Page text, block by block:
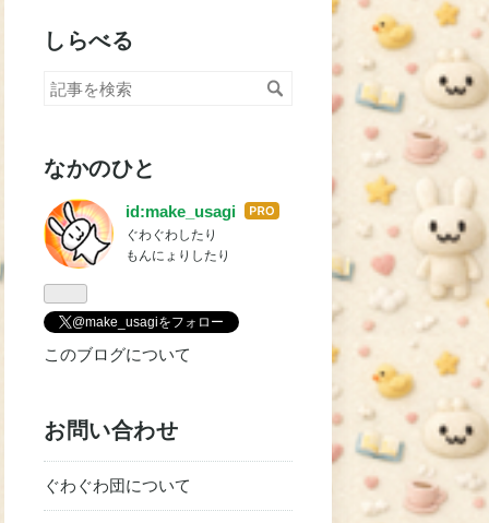
しらべる
なかのひと
id:make_usagi はて
ぐわぐわしたり
もんにょりしたり
@make_usagiをフォロー
このブログについて
お問い合わせ
ぐわぐわ団について